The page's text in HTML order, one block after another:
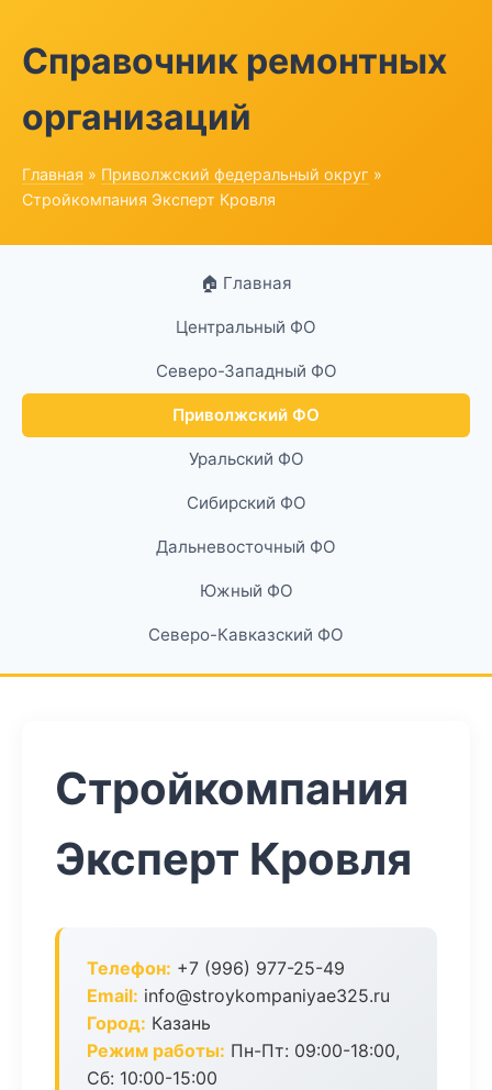
Справочник ремонтных
организаций
Главная » Приволжский федеральный округ »
Стройкомпания Эксперт Кровля
🏠 Главная
Центральный ФО
Северо-Западный ФО
Приволжский ФО
Уральский ФО
Сибирский ФО
Дальневосточный ФО
Южный ФО
Северо-Кавказский ФО
Стройкомпания
Эксперт Кровля
Телефон: +7 (996) 977-25-49
Email: info@stroykompaniyae325.ru
Город: Казань
Режим работы: Пн-Пт: 09:00-18:00,
Сб: 10:00-15:00